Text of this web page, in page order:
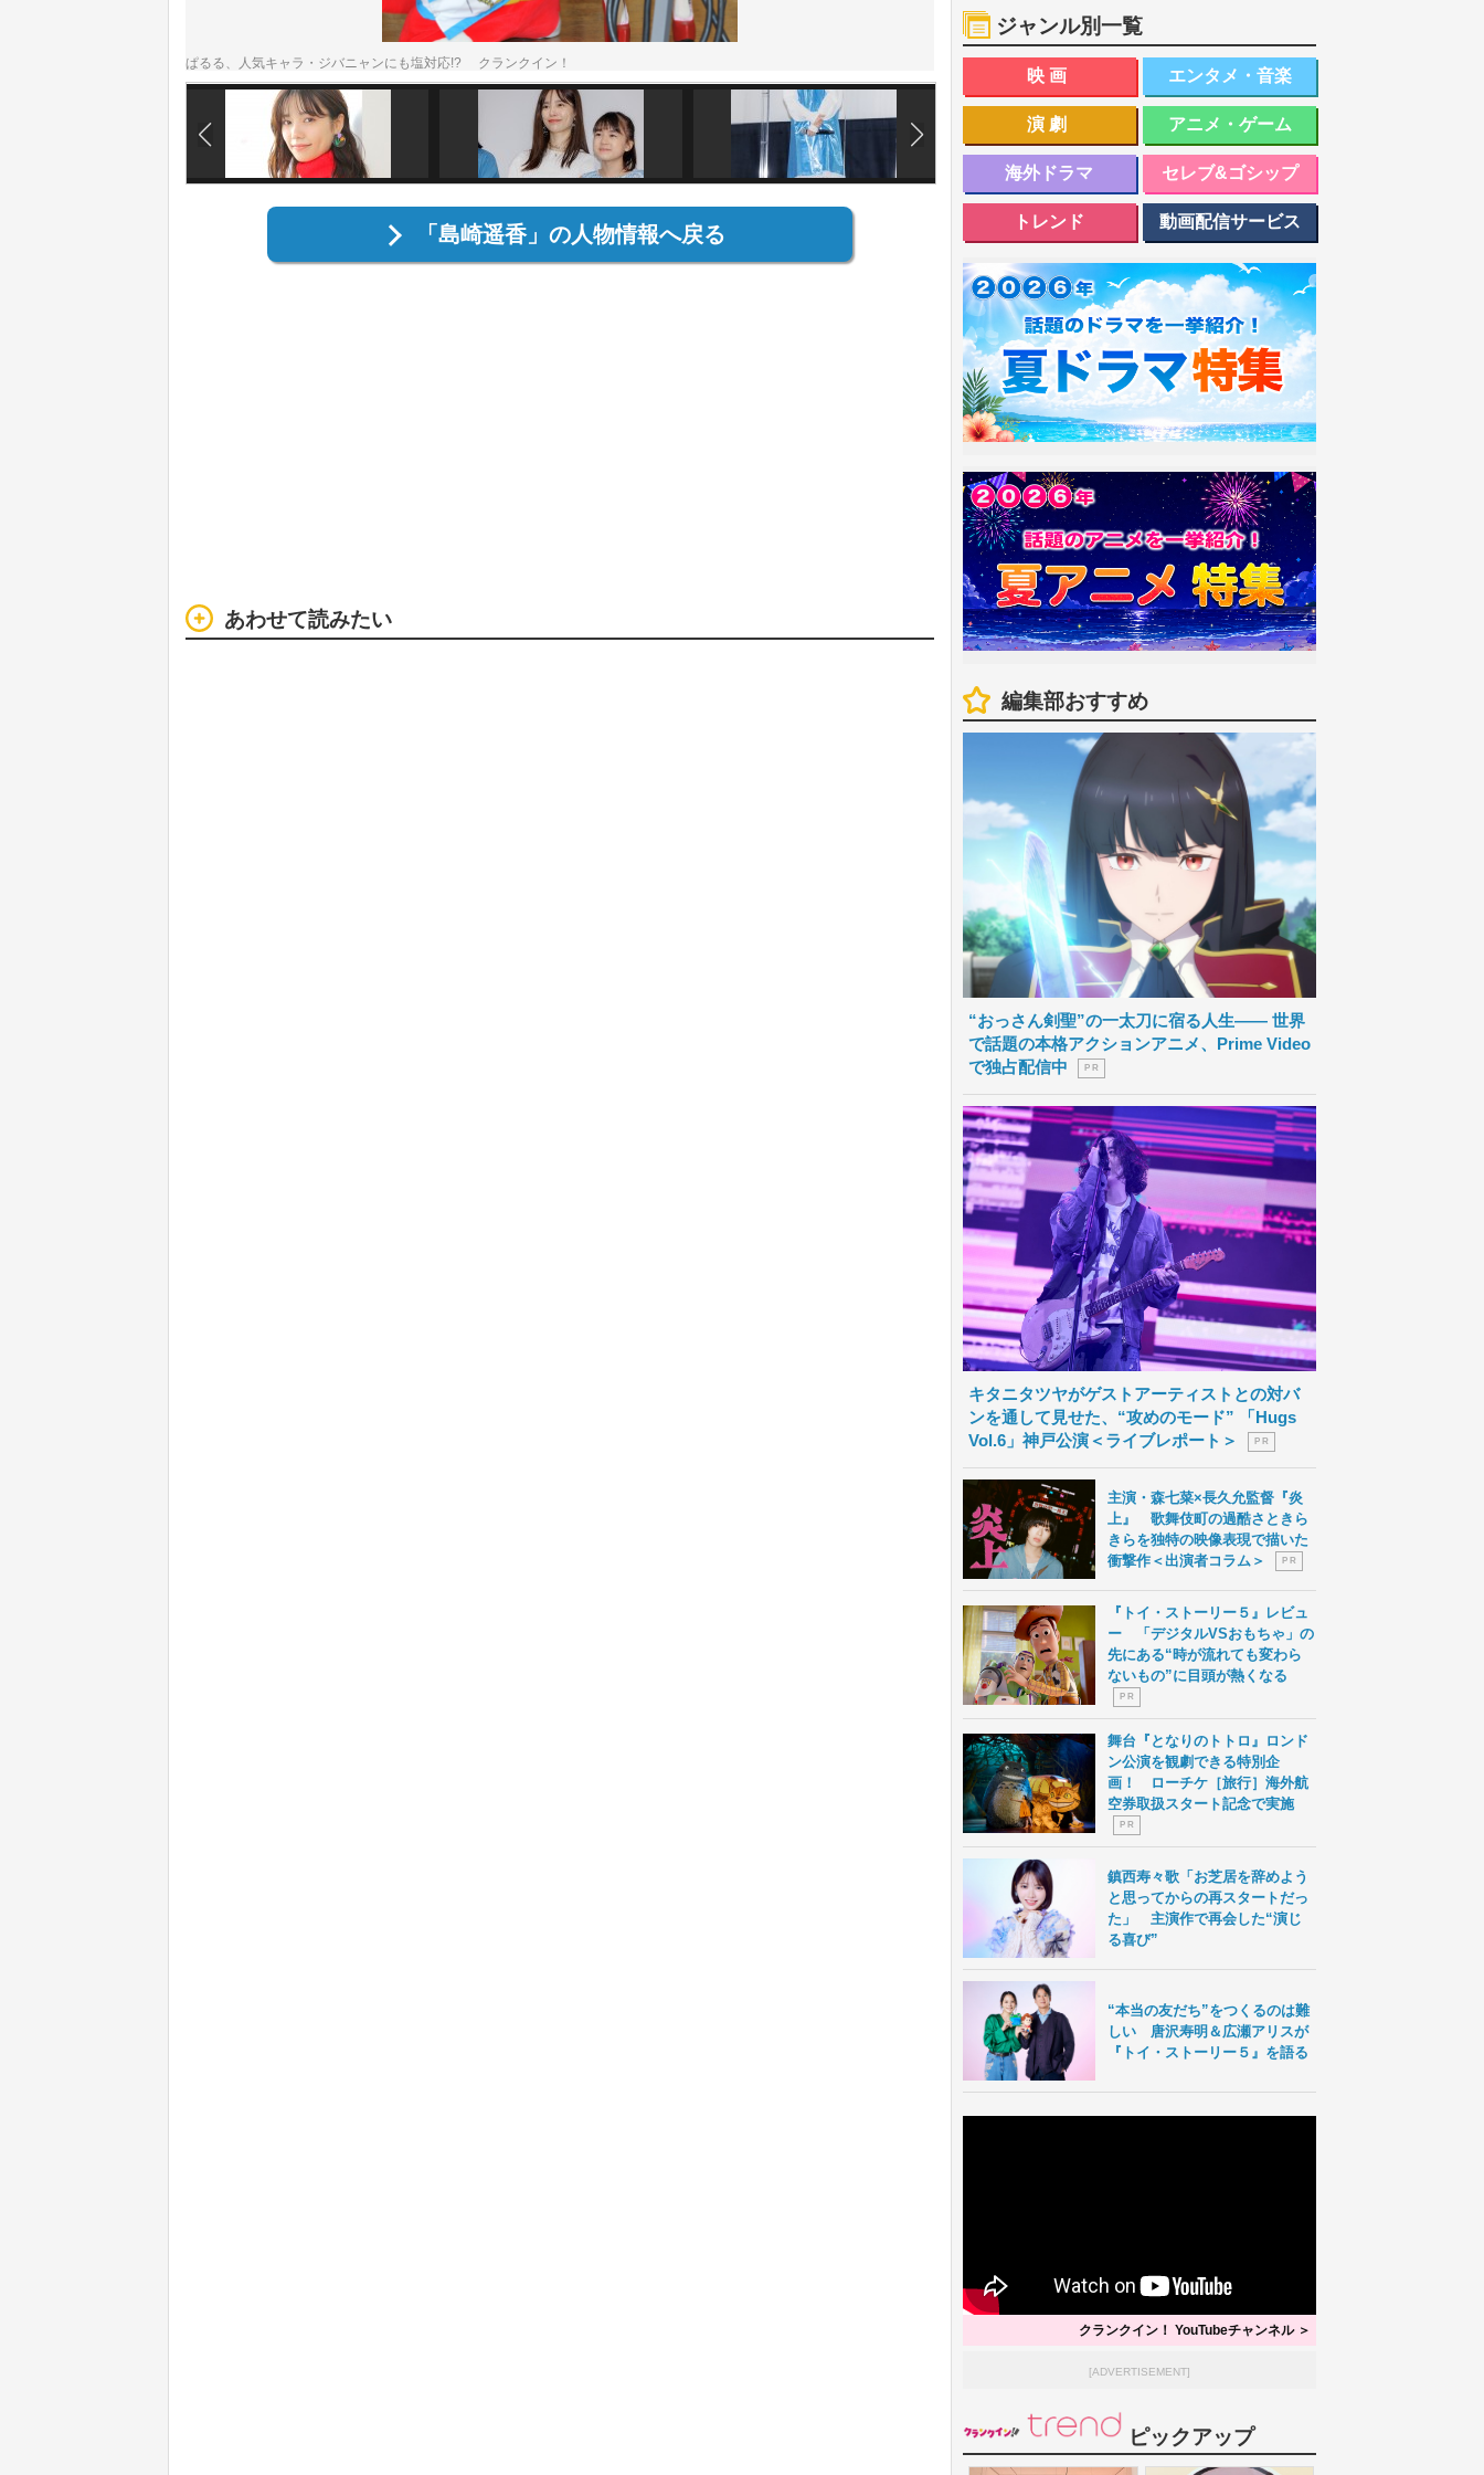
ぱるる、人気キャラ・ジバニャンにも塩対応!? クランクイン！
「島崎遥香」の人物情報へ戻る
あわせて読みたい
ジャンル別一覧
映画 エンタメ・音楽
演劇 アニメ・ゲーム
海外ドラマ セレブ&ゴシップ
トレンド 動画配信サービス
編集部おすすめ
“おっさん剣聖”の一太刀に宿る人生―― 世界
で話題の本格アクションアニメ、Prime Video
で独占配信中
P R
キタニタツヤがゲストアーティストとの対バ
ンを通して見せた、“攻めのモード” 「Hugs
Vol.6」神戸公演＜ライブレポート＞
P R
主演・森七菜×長久允監督『炎
上』 歌舞伎町の過酷さときら
きらを独特の映像表現で描いた
衝撃作＜出演者コラム＞
P R
『トイ・ストーリー５』レビュ
ー 「デジタルVSおもちゃ」の
先にある“時が流れても変わら
ないもの”に目頭が熱くなる
P R
舞台『となりのトトロ』ロンド
ン公演を観劇できる特別企
画！ ローチケ［旅行］海外航
空券取扱スタート記念で実施
P R
鎮西寿々歌「お芝居を辞めよう
と思ってからの再スタートだっ
た」 主演作で再会した“演じ
る喜び”
“本当の友だち”をつくるのは難
しい 唐沢寿明＆広瀬アリスが
『トイ・ストーリー５』を語る
クランクイン！ YouTubeチャンネル ＞
[ADVERTISEMENT]
ピックアップ